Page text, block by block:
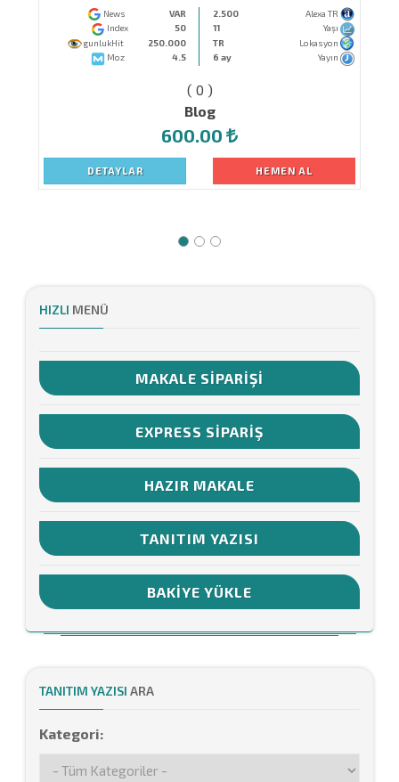
News
VAR
Index
50
gunlukHit
250.000
Moz
4.5
2.500
Alexa TR
11
Yaşı
TR
Lokasyon
6 ay
Yayın
( 0 )
Blog
600.00
DETAYLAR HEMEN AL
HIZLI MENÜ
MAKALE SIPARIŞI
EXPRESS SIPARIŞ
HAZIR MAKALE
TANITIM YAZISI
BAKIYE YÜKLE
TANITIM YAZISI ARA
Kategori: